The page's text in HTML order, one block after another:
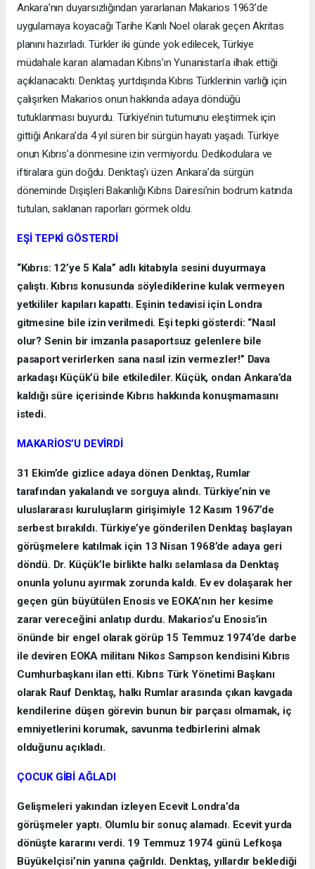
Ankara’nın duyarsızlığından yararlanan Makarios 1963’de
uygulamaya koyacağı Tarihe Kanlı Noel olarak geçen Akritas
planını hazırladı. Türkler iki günde yok edilecek, Türkiye
müdahale kararı alamadan Kıbrıs’ın Yunanistan’a ilhak ettiği
açıklanacaktı. Denktaş yurtdışında Kıbrıs Türklerinin varlığı için
çalışırken Makarios onun hakkında adaya döndüğü
tutuklanması buyurdu. Türkiye’nin tutumunu eleştirmek için
gittiği Ankara’da 4 yıl süren bir sürgün hayatı yaşadı. Türkiye
onun Kıbrıs’a dönmesine izin vermiyordu. Dedikodulara ve
iftiralara gün doğdu. Denktaş’ı üzen Ankara’da sürgün
döneminde Dışişleri Bakanlığı Kıbrıs Dairesi’nin bodrum katında
tutulan, saklanan raporları görmek oldu.
EŞİ TEPKİ GÖSTERDİ
“Kıbrıs: 12’ye 5 Kala” adlı kitabıyla sesini duyurmaya
çalıştı. Kıbrıs konusunda söylediklerine kulak vermeyen
yetkililer kapıları kapattı. Eşinin tedavisi için Londra
gitmesine bile izin verilmedi. Eşi tepki gösterdi: “Nasıl
olur? Senin bir imzanla pasaportsuz gelenlere bile
pasaport verirlerken sana nasıl izin vermezler!” Dava
arkadaşı Küçük’ü bile etkilediler. Küçük, ondan Ankara’da
kaldığı süre içerisinde Kıbrıs hakkında konuşmamasını
istedi.
MAKARİOS’U DEVİRDİ
31 Ekim’de gizlice adaya dönen Denktaş, Rumlar
tarafından yakalandı ve sorguya alındı. Türkiye’nin ve
uluslararası kuruluşların girişimiyle 12 Kasım 1967’de
serbest bırakıldı. Türkiye’ye gönderilen Denktaş başlayan
görüşmelere katılmak için 13 Nisan 1968’de adaya geri
döndü. Dr. Küçük’le birlikte halkı selamlasa da Denktaş
onunla yolunu ayırmak zorunda kaldı. Ev ev dolaşarak her
geçen gün büyütülen Enosis ve EOKA’nın her kesime
zarar vereceğini anlatıp durdu. Makarios’u Enosis’in
önünde bir engel olarak görüp 15 Temmuz 1974’de darbe
ile deviren EOKA militanı Nikos Sampson kendisini Kıbrıs
Cumhurbaşkanı ilan etti. Kıbrıs Türk Yönetimi Başkanı
olarak Rauf Denktaş, halkı Rumlar arasında çıkan kavgada
kendilerine düşen görevin bunun bir parçası olmamak, iç
emniyetlerini korumak, savunma tedbirlerini almak
olduğunu açıkladı.
ÇOCUK GİBİ AĞLADI
Gelişmeleri yakından izleyen Ecevit Londra’da
görüşmeler yaptı. Olumlu bir sonuç alamadı. Ecevit yurda
dönüşte kararını verdi. 19 Temmuz 1974 günü Lefkoşa
Büyükelçisi’nin yanına çağrıldı. Denktaş, yıllardır beklediği